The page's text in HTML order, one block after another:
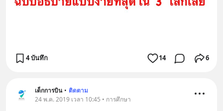
4 บันทึก 14 6
เด็กการบิน • ติดตาม
24 พ.ค. 2019 เวลา 10:45 • การศึกษา